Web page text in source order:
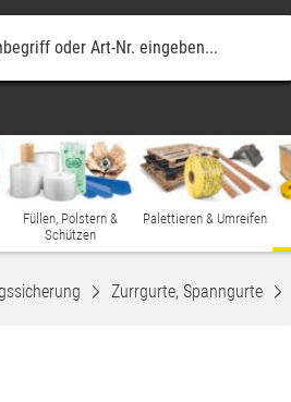
Füllen, Polstern &
Schützen
Palettieren & Umreifen
Zurrgurte, Spanngurte